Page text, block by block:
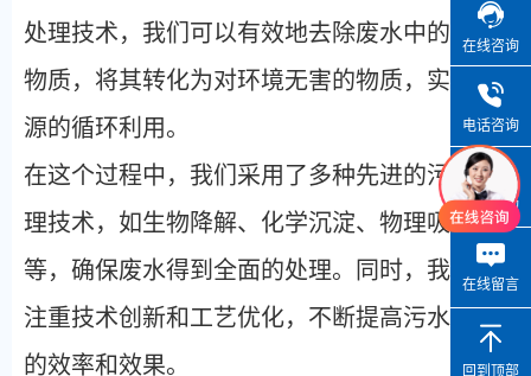
处理技术，我们可以有效地去除废水中的有害
物质，将其转化为对环境无害的物质，实现资
源的循环利用。
在这个过程中，我们采用了多种先进的污水处
理技术，如生物降解、化学沉淀、物理吸附
等，确保废水得到全面的处理。同时，我们还
注重技术创新和工艺优化，不断提高污水处理
的效率和效果。
在线咨询
电话咨询
微信咨询
在线留言
回到顶部